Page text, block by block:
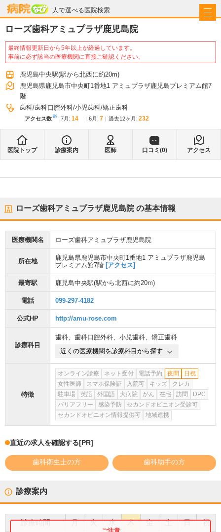
人で選べる医院検索
病院なび
ローズ歯科アミュプラザ鹿児島院
最終情報更新日から5年以上が経過しています。
事前に必ず該当の医療機関に直接ご確認ください。
鹿児島中央駅(駅から北西に約20m)
鹿児島県鹿児島市中央町1番地1 アミュプラザ鹿児島プレミアム館7
階
歯科 歯科口腔外科 小児歯科 矯正歯科
アクセス数※ 7月 : 14 6月 : 7 過去12ヶ月: 232
医院トップ 診療案内 医師 口コミ(0) アクセス
ローズ歯科アミュプラザ鹿児島院の基本情報
医療機関名 ローズ歯科アミュプラザ鹿児島院
所在地
鹿児島県鹿児島市中央町1番地1 アミュプラザ鹿児島
プレミアム館7階 [アクセス]
最寄駅 鹿児島中央駅(駅から北西に約20m)
電話 099-297-4182
公式HP http://amu-rose.com
診療科目
歯科、 歯科口腔外科、 小児歯科、 矯正歯科
近くの医療機関を診療科目から探す
特徴
オンライン診療 ネット受付 電話予約 夜間
日祝
女性医師
スマホ保険証 入院可 キッズ
クレカ
駐車場
英語 外国語 大病院 がん 在宅 訪問
DPC
バリアフリー
感染予防
セカンドオピニオン受診可
セカンドオピニオン情報提供可
地域連携
直近の求人を確認する[PR]
歯科衛生士の方 歯科助手の方
診療案内
診療時間 月 火 水 木 金 土 日 祝